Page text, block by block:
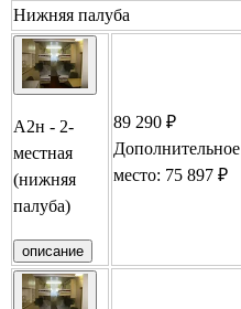
Нижняя палуба
А2н - 2-
местная
(нижняя
палуба)
описание
89 290 ₽
Дополнительное
место: 75 897 ₽